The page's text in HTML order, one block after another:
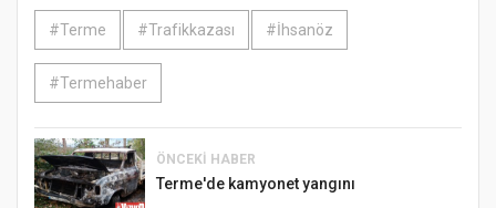
#Terme #Trafikkazası #İhsanöz
#Termehaber
ÖNCEKI HABER
Terme'de kamyonet yangını